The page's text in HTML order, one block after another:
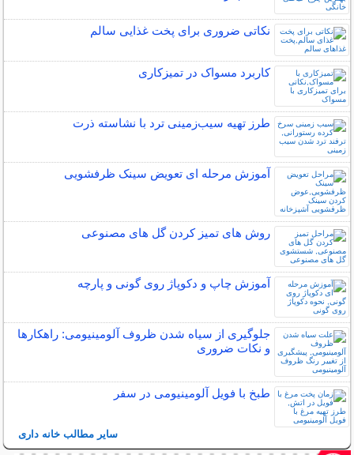
نکاتی ضروری برای پخت غذایی سالم
کاربرد مسواک در تمیزکاری
طرز تهیه سیب‌زمینی ترد با نشاسته ذرت
آموزش مرحله ای تعویض سینک ظرفشویی
روش های تمیز کردن گل های مصنوعی
آموزش چاپ و دکوپاژ روی گونی و پارچه
جلوگیری از سیاه شدن ظروف آلومینیومی: راهکارها
و نکات ضروری
طبخ با فویل آلومینیومی در سفر
سایر مطالب خانه داری